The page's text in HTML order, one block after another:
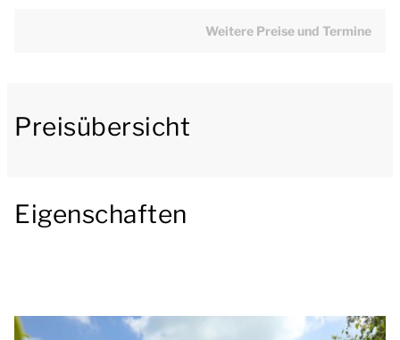
eine Küche mit einem Essecke. Die Küche ist u.a. mit
Waschbecken. Es gibt auch einen Abstellraum und
eine separate Toilette.
anderen Schlafzimmer haben 3 Einzelbetten.
Weitere Preise und Termine
Preisübersicht
Eigenschaften